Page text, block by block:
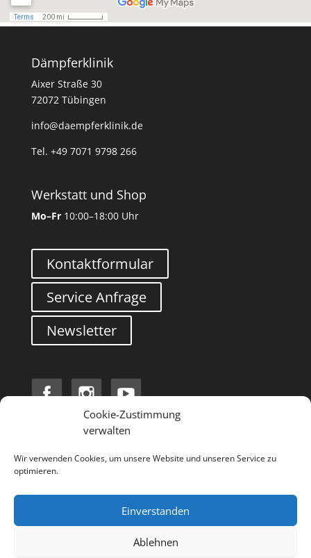
Cookie-Zustimmung
verwalten
Wir verwenden Cookies, um unsere Website und unseren Service zu
optimieren.
Einverstanden
Ablehnen
Dämpferklinik
Aixer Straße 30
72072 Tübingen
info@daempferklinik.de
Tel. +49 7071 9798 266
Werkstatt und Shop
Mo–Fr10:00–18:00 Uhr
Kontaktformular
Service Anfrage
Newsletter